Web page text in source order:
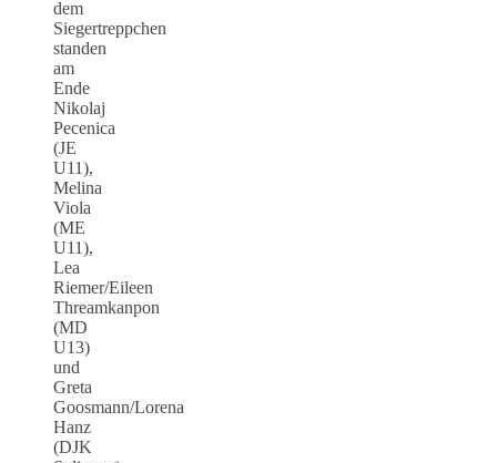
dem
Siegertreppchen
standen
am
Ende
Nikolaj
Pecenica
(JE
U11),
Melina
Viola
(ME
U11),
Lea
Riemer/Eileen
Threamkanpon
(MD
U13)
und
Greta
Goosmann/Lorena
Hanz
(DJK